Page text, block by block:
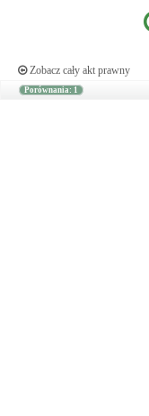
Zobacz cały akt prawny
Porównania: 1